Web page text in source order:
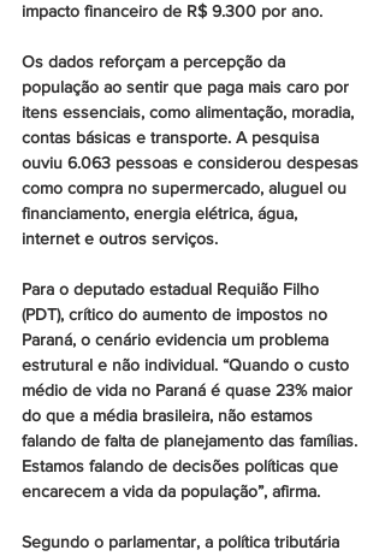
impacto financeiro de R$ 9.300 por ano.
Os dados reforçam a percepção da
população ao sentir que paga mais caro por
itens essenciais, como alimentação, moradia,
contas básicas e transporte. A pesquisa
ouviu 6.063 pessoas e considerou despesas
como compra no supermercado, aluguel ou
financiamento, energia elétrica, água,
internet e outros serviços.
Para o deputado estadual Requião Filho
(PDT), crítico do aumento de impostos no
Paraná, o cenário evidencia um problema
estrutural e não individual. “Quando o custo
médio de vida no Paraná é quase 23% maior
do que a média brasileira, não estamos
falando de falta de planejamento das famílias.
Estamos falando de decisões políticas que
encarecem a vida da população”, afirma.
Segundo o parlamentar, a política tributária